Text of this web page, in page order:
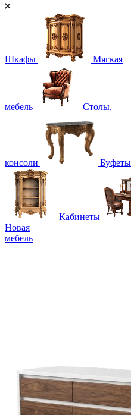
Шкафы Мягкая
мебель Столы,
консоли Буфеты
Кабинеты
Новая
мебель